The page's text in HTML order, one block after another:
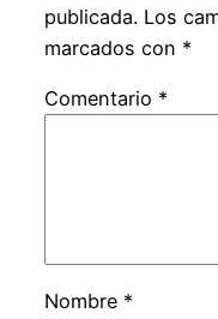
publicada. Los
marcados con *
Comentario *
Nombre *